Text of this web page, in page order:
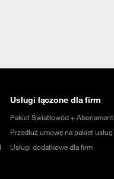
Usługi łączone dla firm
Pakiet Światłowód + Abonament
Przedłuż umowę na pakiet usług
Usługi dodatkowe dla firm